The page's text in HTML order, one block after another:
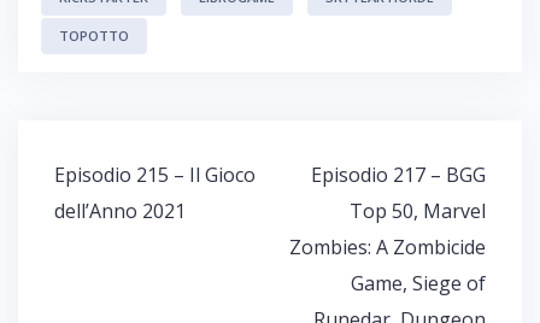
TOPOTTO
Navigazione
articoli
Episodio 215 – Il Gioco
dell’Anno 2021
Episodio 217 – BGG
Top 50, Marvel
Zombies: A Zombicide
Game, Siege of